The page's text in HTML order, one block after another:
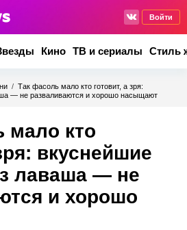
Войти
Кино ТВ и сериалы Стиль
/ Так фасоль мало кто готовит, а зря:
— не разваливаются и хорошо насыщают
мало кто
вкуснейшие
лаваша — не
и хорошо